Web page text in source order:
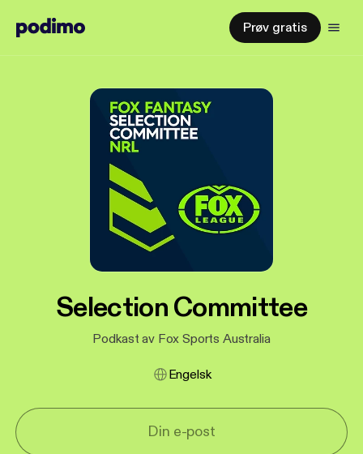
Prøv gratis
Selection Committee
Podkast av Fox Sports Australia
Engelsk